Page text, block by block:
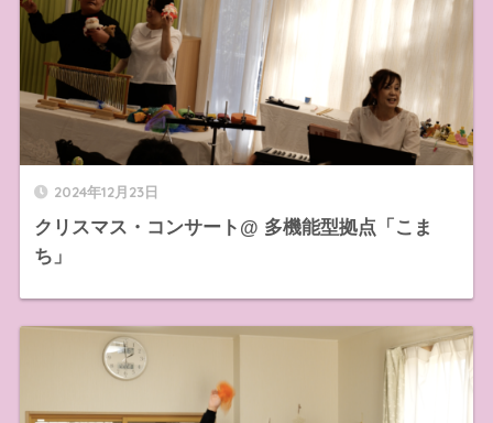
2024年12月23日
クリスマス・コンサート@ 多機能型拠点「こま
ち」